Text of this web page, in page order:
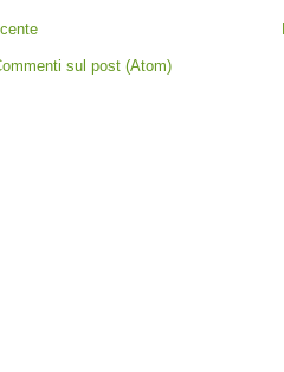
sul post (Atom)